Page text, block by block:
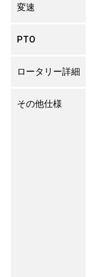
変速
PTO
ロータリー詳細
その他仕様